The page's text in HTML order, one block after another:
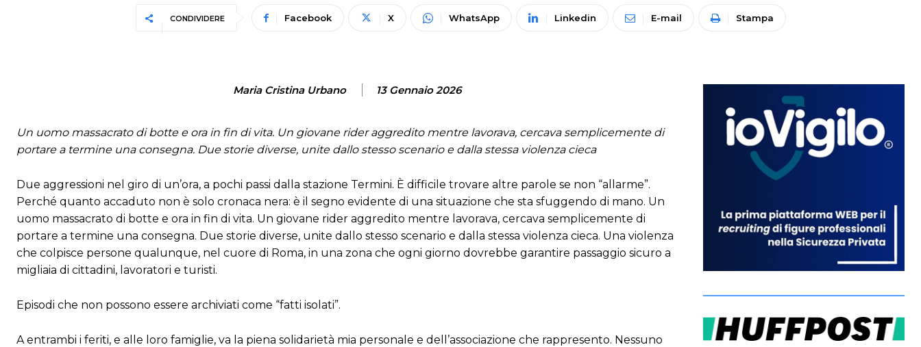
CONDIVIDERE Facebook X WhatsApp Linkedin E-mail Stampa
Maria Cristina Urbano 13 Gennaio 2026
Un uomo massacrato di botte e ora in fin di vita. Un giovane rider aggredito mentre lavorava, cercava semplicemente di
portare a termine una consegna. Due storie diverse, unite dallo stesso scenario e dalla stessa violenza cieca
Due aggressioni nel giro di un’ora, a pochi passi dalla stazione Termini. È difficile trovare altre parole se non “allarme”.
Perché quanto accaduto non è solo cronaca nera: è il segno evidente di una situazione che sta sfuggendo di mano. Un
uomo massacrato di botte e ora in fin di vita. Un giovane rider aggredito mentre lavorava, cercava semplicemente di
portare a termine una consegna. Due storie diverse, unite dallo stesso scenario e dalla stessa violenza cieca. Una violenza
che colpisce persone qualunque, nel cuore di Roma, in una zona che ogni giorno dovrebbe garantire passaggio sicuro a
migliaia di cittadini, lavoratori e turisti.
Episodi che non possono essere archiviati come “fatti isolati”.
A entrambi i feriti, e alle loro famiglie, va la piena solidarietà mia personale e dell’associazione che rappresento. Nessuno